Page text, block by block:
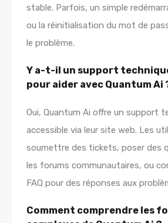
stable. Parfois, un simple
ou la réinitialisation du mot de
le problème.
Y a-t-il un support
pour aider avec Quantum Ai
Oui, Quantum Ai offre un support
accessible via leur site web. Les
soumettre des tickets, poser des
les forums communautaires, ou
FAQ pour des réponses aux
Comment comprendre les